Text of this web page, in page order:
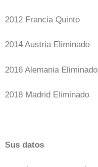
2012 Francia Quinto
2014 Austria Eliminado
2016 Alemania Eliminado
2018 Madrid Eliminado
Sus datos